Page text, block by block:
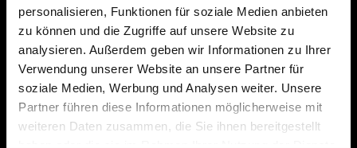
personalisieren, Funktionen für soziale Medien anbieten
zu können und die Zugriffe auf unsere Website zu
analysieren. Außerdem geben wir Informationen zu Ihrer
Verwendung unserer Website an unsere Partner für
soziale Medien, Werbung und Analysen weiter. Unsere
Partner führen diese Informationen möglicherweise mit
weiteren Daten zusammen, die Sie ihnen bereitgestellt
Das erste Depot in Österreich mit 0€ Kontoführung,
0€ Ausgabeaufschlag und 0€ Depotgebühren bei
knapp 2000 Fonds und 0€ Orderspesen.